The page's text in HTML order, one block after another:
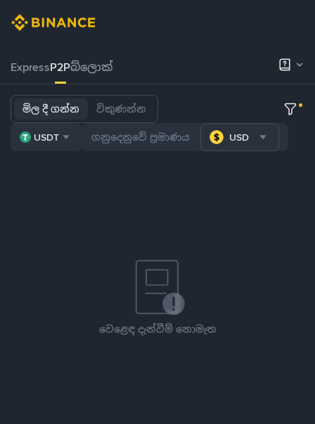
ExpressP2Pබ්ලොක්
මිල දී ගන්න විකුණන්න
USDT USD
වෙළෙඳ දැන්වීම් නොමැත